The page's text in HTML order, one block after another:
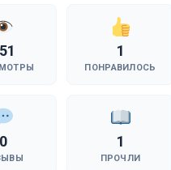
1
ПОНРАВИЛОСЬ
0 1
ПРОЧЛИ